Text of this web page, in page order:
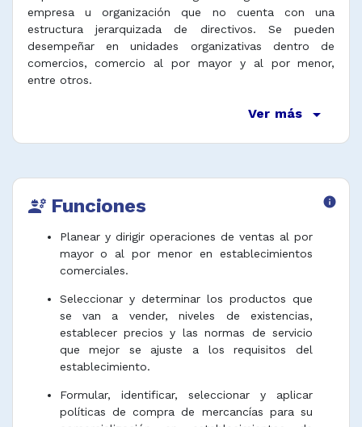
empresa u organización que no cuenta con una
estructura jerarquizada de directivos. Se pueden
desempeñar en unidades organizativas dentro de
comercios, comercio al por mayor y al por menor,
entre otros.
Ver más arrow_drop_down
engineering Funciones info
Planear y dirigir operaciones de ventas al por
mayor o al por menor en establecimientos
comerciales.
Seleccionar y determinar los productos que
se van a vender, niveles de existencias,
establecer precios y las normas de servicio
que mejor se ajuste a los requisitos del
establecimiento.
Formular, identificar, seleccionar y aplicar
políticas de compra de mercancías para su